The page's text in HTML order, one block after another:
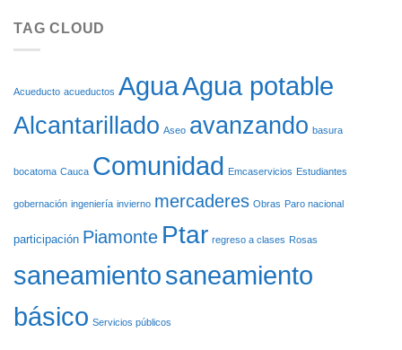
DEL
ACUEDUCTO
CARGACHIQUILLO
TAG CLOUD
Acueducto acueductos AguaAgua potable
Alcantarillado Aseo avanzando basura
bocatoma Cauca Comunidad Emcaservicios Estudiantes
gobernación ingeniería invierno mercaderes Obras Paro nacional
participación Piamonte Ptar regreso a clases Rosas
saneamientosaneamiento
básico Servicios públicos